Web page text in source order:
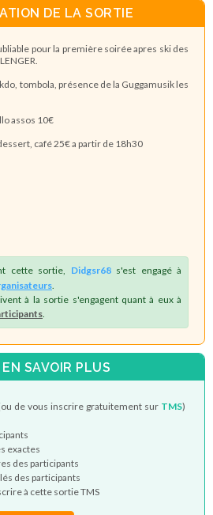
DE LA SORTIE
pour la première soirée apres ski des
tombola, présence de la Guggamusik les
assos 10€
café 25€ a partir de 18h30
cette sortie, Didgsr68s'est engagé à
à la sortie s'engagent quant à eux à
EN SAVOIR PLUS
de vous inscrire gratuitement sur TMS)
exactes
des participants
des participants
à cette sortie TMS